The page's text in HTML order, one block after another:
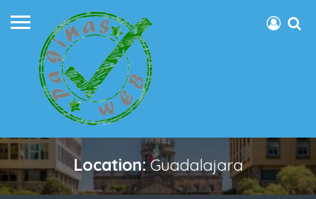
Location:Guadalajara